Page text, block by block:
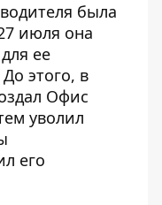
была
июля она
ее
этого, в
Офис
уволил
его